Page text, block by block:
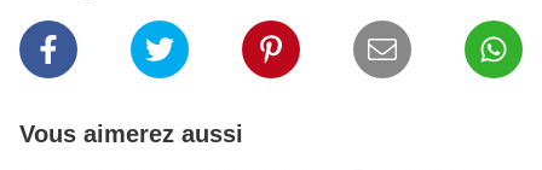
Vous aimerez aussi